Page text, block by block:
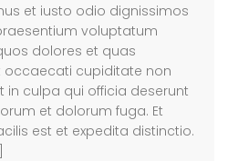
et iusto odio dignissimos
voluptatum
dolores et quas
occaecati cupiditate non
in culpa qui officia deserunt
et dolorum fuga. Et
est et expedita distinctio.